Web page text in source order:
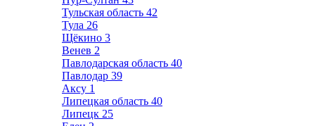
Тульская область 42
Тула 26
Щёкино 3
Венев 2
Павлодарская область 40
Павлодар 39
Аксу 1
Липецкая область 40
Липецк 25